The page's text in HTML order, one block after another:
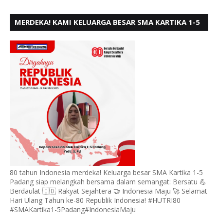
MERDEKA! KAMI KELUARGA BESAR SMA KARTIKA 1-5
BERSATU BERD
80 tahun Indonesia merdeka! Keluarga besar SMA Kartika 1-5
Padang siap melangkah bersama dalam semangat: Bersatu 💪
Berdaulat 🇮🇩 Rakyat Sejahtera 🤝 Indonesia Maju 🚀 Selamat
Hari Ulang Tahun ke-80 Republik Indonesia! #HUTRI80
#SMAKartika1-5Padang#IndonesiaMaju